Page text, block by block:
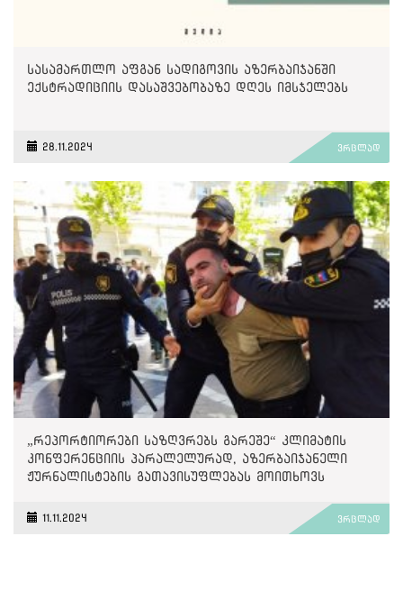
სასამართლო აფგან სადიგოვის აზერბაიჯანში
ექსტრადიციის დასაშვებობაზე დღეს იმსჯელებს
28.11.2024 ვრცლად
„რეპორტიორები საზღვრებს გარეშე“ კლიმატის
კონფერენციის პარალელურად, აზერბაიჯანელი
ჟურნალისტების გათავისუფლებას მოითხოვს
11.11.2024 ვრცლად